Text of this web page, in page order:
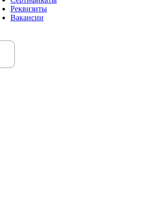
Реквизиты
Вакансии